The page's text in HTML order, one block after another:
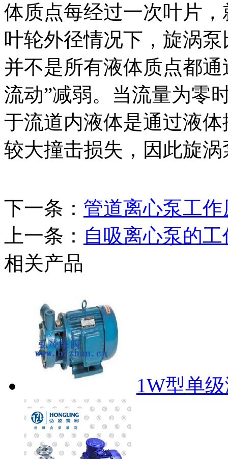
体质点每经过一次叶片
叶轮外径情况下，旋涡
并不是所有液体质点都
流动”减弱。当流量为零
于流道内液体是通过液
较大撞击损失，因此旋
下一条： 管道离心泵工
上一条： 自吸离心泵的
相关产品
1W型单